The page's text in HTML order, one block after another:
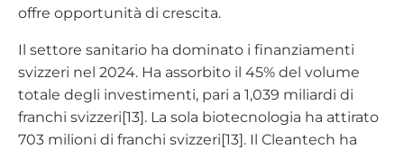
offre opportunità di crescita.
Il settore sanitario ha dominato i finanziamenti
svizzeri nel 2024. Ha assorbito il 45% del volume
totale degli investimenti, pari a 1,039 miliardi di
franchi svizzeri[13]. La sola biotecnologia ha attirato
703 milioni di franchi svizzeri[13]. Il Cleantech ha